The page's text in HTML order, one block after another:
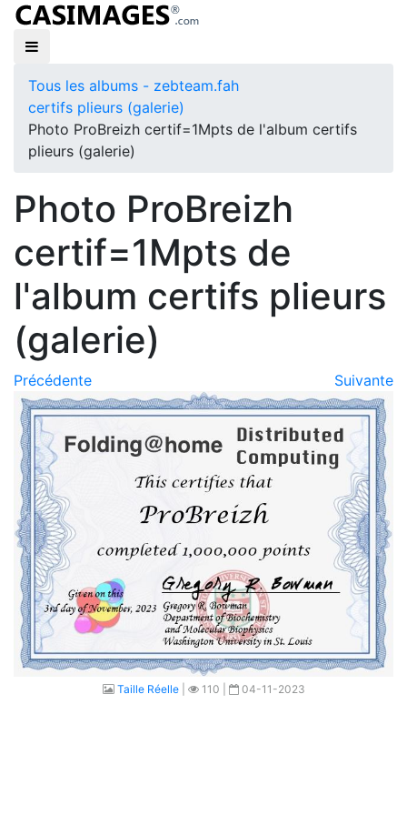
Tous les albums - zebteam.fah
certifs plieurs (galerie)
Photo ProBreizh certif=1Mpts de l'album certifs
plieurs (galerie)
Photo ProBreizh
certif=1Mpts de
l'album certifs plieurs
(galerie)
Précédente Suivante
Taille Réelle| 110 | 04-11-2023